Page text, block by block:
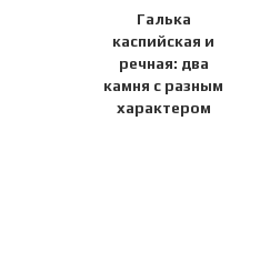
Галька
каспийская и
речная: два
камня с разным
характером